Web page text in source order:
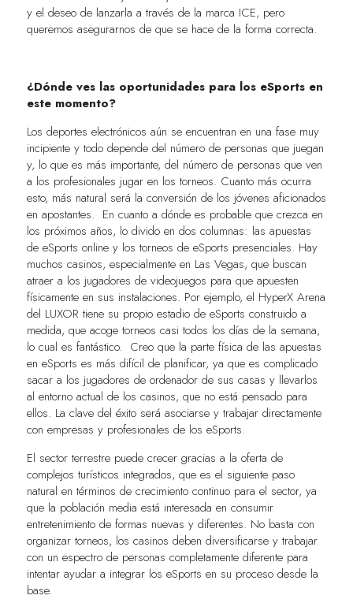
y el deseo de lanzarla a través de la marca ICE, pero
queremos asegurarnos de que se hace de la forma correcta.
¿Dónde ves las oportunidades para los eSports en
este momento?
Los deportes electrónicos aún se encuentran en una fase muy
incipiente y todo depende del número de personas que juegan
y, lo que es más importante, del número de personas que ven
a los profesionales jugar en los torneos. Cuanto más ocurra
esto, más natural será la conversión de los jóvenes aficionados
en apostantes. En cuanto a dónde es probable que crezca en
los próximos años, lo divido en dos columnas: las apuestas
de eSports online y los torneos de eSports presenciales. Hay
muchos casinos, especialmente en Las Vegas, que buscan
atraer a los jugadores de videojuegos para que apuesten
físicamente en sus instalaciones. Por ejemplo, el HyperX Arena
del LUXOR tiene su propio estadio de eSports construido a
medida, que acoge torneos casi todos los días de la semana,
lo cual es fantástico. Creo que la parte física de las apuestas
en eSports es más difícil de planificar, ya que es complicado
sacar a los jugadores de ordenador de sus casas y llevarlos
al entorno actual de los casinos, que no está pensado para
ellos. La clave del éxito será asociarse y trabajar directamente
con empresas y profesionales de los eSports.
El sector terrestre puede crecer gracias a la oferta de
complejos turísticos integrados, que es el siguiente paso
natural en términos de crecimiento continuo para el sector, ya
que la población media está interesada en consumir
entretenimiento de formas nuevas y diferentes. No basta con
organizar torneos, los casinos deben diversificarse y trabajar
con un espectro de personas completamente diferente para
intentar ayudar a integrar los eSports en su proceso desde la
base.